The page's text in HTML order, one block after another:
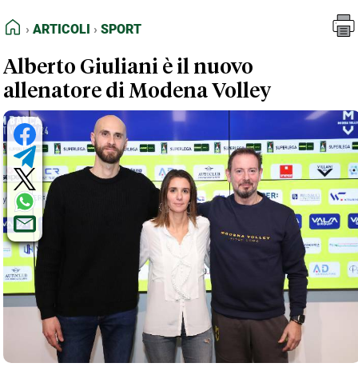
FEED RSS
NORMATIVE DEONTOLOGICHE
TERMINI e CONDIZIONI
HOME
ARTICOLI SPORT
Alberto Giuliani è il nuovo
allenatore di Modena Volley